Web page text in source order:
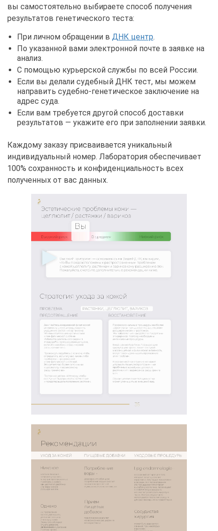
вы самостоятельно выбираете способ получения
результатов генетического теста:
При личном обращении в ДНК центр.
По указанной вами электронной почте в заявке на
анализ.
С помощью курьерской службы по всей России.
Если вы делали судебный ДНК тест, мы можем
направить судебно-генетическое заключение на
адрес суда.
Если вам требуется другой способ доставки
результатов — укажите его при заполнении заявки.
Каждому заказу присваивается уникальный
индивидуальный номер. Лаборатория обеспечивает
100% сохранность и конфиденциальность всех
полученных от вас данных.